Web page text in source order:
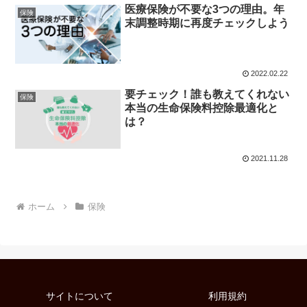
保険
医療保険が不要な3つの理由。年
末調整時期に再度チェックしよう
2022.02.22
保険
要チェック！誰も教えてくれない
本当の生命保険料控除最適化と
は？
2021.11.28
ホーム 保険
サイトについて 利用規約